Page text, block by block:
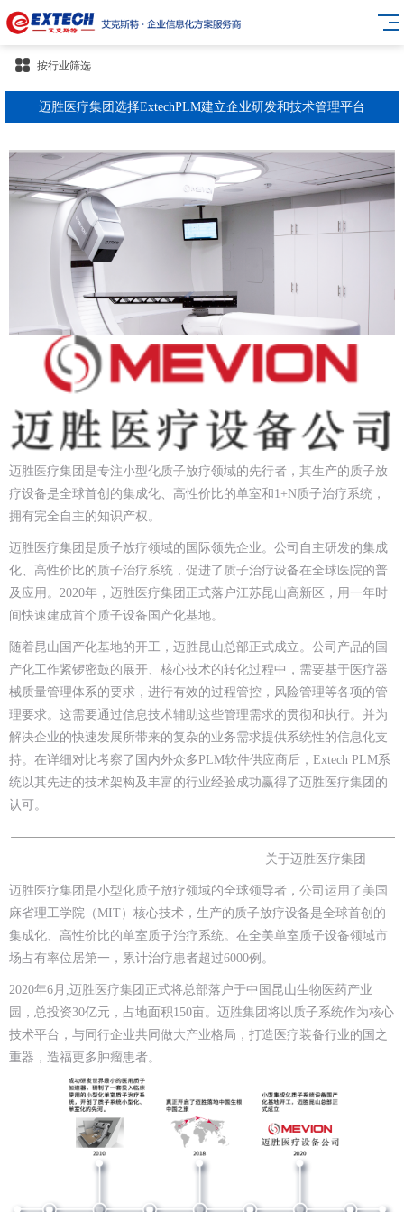
按行业筛选
迈胜医疗集团选择ExtechPLM建立企业研发和技术管理平台
迈胜医疗集团是专注小型化质子放疗领域的先行者，其生产的质子放
疗设备是全球首创的集成化、高性价比的单室和1+N质子治疗系统，
拥有完全自主的知识产权。
迈胜医疗集团是质子放疗领域的国际领先企业。公司自主研发的集成
化、高性价比的质子治疗系统，促进了质子治疗设备在全球医院的普
及应用。2020年，迈胜医疗集团正式落户江苏昆山高新区，用一年时
间快速建成首个质子设备国产化基地。
随着昆山国产化基地的开工，迈胜昆山总部正式成立。公司产品的国
产化工作紧锣密鼓的展开、核心技术的转化过程中，需要基于医疗器
械质量管理体系的要求，进行有效的过程管控，风险管理等各项的管
理要求。这需要通过信息技术辅助这些管理需求的贯彻和执行。并为
解决企业的快速发展所带来的复杂的业务需求提供系统性的信息化支
持。在详细对比考察了国内外众多PLM软件供应商后，Extech PLM系
统以其先进的技术架构及丰富的行业经验成功赢得了迈胜医疗集团的
认可。
关于迈胜医疗集团
迈胜医疗集团是小型化质子放疗领域的全球领导者，公司运用了美国
麻省理工学院（MIT）核心技术，生产的质子放疗设备是全球首创的
集成化、高性价比的单室质子治疗系统。在全美单室质子设备领域市
场占有率位居第一，累计治疗患者超过6000例。
2020年6月,迈胜医疗集团正式将总部落户于中国昆山生物医药产业
园，总投资30亿元，占地面积150亩。迈胜集团将以质子系统作为核心
技术平台，与同行企业共同做大产业格局，打造医疗装备行业的国之
重器，造福更多肿瘤患者。